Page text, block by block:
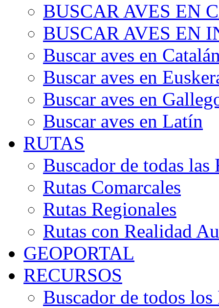
BUSCAR AVES EN
BUSCAR AVES EN
Buscar aves en
Buscar aves en
Buscar aves en
Buscar aves en Latín
RUTAS
Buscador de todas las
Rutas Comarcales
Rutas Regionales
Rutas con Realidad
GEOPORTAL
RECURSOS
Buscador de todos los